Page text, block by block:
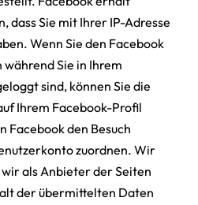
dass Sie mit Ihrer IP-Adresse
Wenn Sie den Facebook
Sie in Ihrem
sind, können Sie die
Ihrem Facebook-Profil
Facebook den Besuch
zuordnen. Wir
als Anbieter der Seiten
der übermittelten Daten